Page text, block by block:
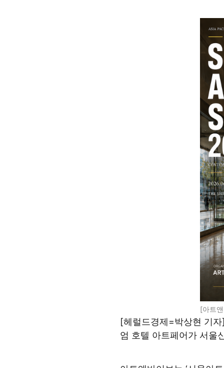
[아트
[헤럴드경제=박상현 기
엄 호텔 아트페어가 서울